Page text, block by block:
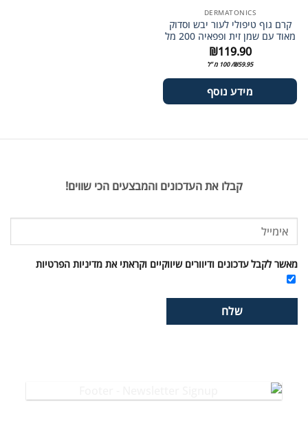
DERMATONICS
טיפולי לעור יבש וסדוק
שמן זית ופפאיה 200 מל
₪
מידע נוסף
קבלו את העדכונים והמבצעים הכי שווים!
עדכונים ודיוורים שיווקיים וקראתי את מדיניות הפרטיות